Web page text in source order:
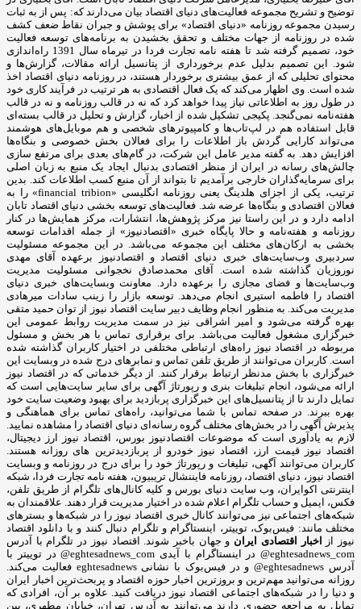
توضیح و تشریح مجموعه فعالیت‌های دنیای اقتصاد بیان می‌دارند که: پس از به ثبات
رسیدن مجموعه روزنامه «دنیای اقتصاد» برای پوشش و جبران نقاط ضعف کشف
شده در روزنامه از جهات مختلف و تحقق بخشیدن به برنامه‌های توسعه فعالیت
خود، تصمیم گرفته شد تا هفته نامه تجارت فردا در تیرماه سال 1391 راه‌اندازی
شود. این تصمیم بدلیل عدم برخورداری از پتانسیل ارائه مقالات، گزارش‌ها و
محتوای تحلیلی که از عمق بیشتری برخوردار هستند، در روزنامه دنیای اقتصاد اخذ
شده است. وی اظهار می‌کند که یک فعال اقتصادی به هر ترتیب در فرآیند کاری خود
در طول روز به اطلاعاتی نیاز پیدا خواهد کرد که نه در قالب روزنامه و نه در قالب
هفته‌نامه نمی‌گنجد. پکیجی تشکیل شده از اخبار، گزارش و تحلیل در قالب بسته‌ای
قابل استفاده هم در لپ‌تاب‌ها و کامپیوترهای شخصی و هم موبایل‌های هوشمند
می‌تواند کارایی گردش باز اطلاعات را برای فعالان بخش خصوصی و بنگاه‌ها
افزایش دهد. به گفته مدیر عامل این شرکت، در گام‌های بعدی برای مرتفع سازی
چالش‌های رسانه در ایران از منظر اقتصادی بدنبال ایجاد یک منبع به زبان اصلی
برای سرمایه‌گذاران خارجی برآمدیم تا بتواند از آن منبع کسب اطلاعات کند. بدین
ترتیب، یکی از اجزای هلدینگ یعنی روزنامه انگلیسی «financial tribion» را به
فعالان اقتصادی و بنگاه‌ها عرضه شد. فعالیت‌های توسعه بخشی دنیای اقتصاد تابان
ادامه دارد و در این راستا نیز مرکز پژوهش‌ها، انتشارات، مرکز همایش‌ها در کنار
روزنامه و هفته‌نامه و حالا پایگاه خبری «اقتصادنیوز» از جمله اقدامات توسعه
بخشی به ارکان‌های مختلف این مجموعه می‌باشد. در این مجموعه مسئولیت
سردبیری وب‌سایت‌های خبری دنیای اقتصاد و اقتصادنیوز برعهده آقای مهدی
نوروزیان گذاشته شده است. آقای محمدصادق نخجوانی مسئولیت مدیریت
وب‌سایت‌ها و فضای مجازی را برعهده دارد. معاونت وبسایت‌های خبری دنیای
اقتصاد را فاطمه استیری انجام می‌دهد. توسعه بازار را زینب سادات میرهادی
مدیریت می‌کند. به منظور انجام وظایف دبیر سایت اقتصاد نیوز از توان حمید متقی
بهره گرفته می‌شود و امیر اشراقی نیز در سمت مدیریت روابط عمومی این
خبرگزاری مشغول فعالیت می‌باشد. برای برقراری تماس با هر بخش و مسئول
مربوطه در اقتصاد نیوز راه‌های ارتباطی مختلفی در اختیار کاربران گذاشته شده
است. کاربران می‌توانند از طریق تلفن تماس و نمابرهای درج شده در وبسایت این
خبرگزاری با بخش مدنظر ارتباط برقرار کنند. از دیگر خدماتی که در اقتصاد نیوز
ارائه می‌شود، انجام تبلیغات بنری و رپورتاژ آگهی برای سایر سایت‌هایی است که
تمایل دارند تا از پتانسیل‌های این خبرگزاری پربازدید برای بهبود وضعیت سایت خود
بهره ببرند. در صفحه تماس با شما می‌توانید، راه‌های تماس برای هماهنگی و
پذیرش آگهی را در بخش‌های مختلف گروه رسانه‌ای دنیای اقتصاد را مشاهده نمایید.
لازم به یادآوری است که موضوعات اقتصادنیوز بورس، اقتصاد نیوز ارز دیجیتال،
اقتصاد نیوز قیمت ارز، اقتصاد نیوز خودرو از پربازدیدترین های روزانه هستند.
کاربران می‌توانند آگهی، تبلیغات و رپورتاژ خود را برای درج در روزنامه و وبسایت
اقتصاد نیوز، دنیای اقتصاد، روزنامه فایننشال تریبیون، هفته نامه تجارت فردا، شبکه
اینترنتی اکوایران، وب سایت دنیای بورس و کلیه کانال‌های تلگرام از طریق تلفن،
فکس، ایمیل و حساب تلگرام اعلام شده در اختیار مدیریت قرار دهند. علاقمندان به
شبکه‎‌های اجتماعی نیز می‌توانند کانال خبری اقتصاد نیوز را در شبکه‌ها و بسترهای
مختلف مانند: فیس‌بوک، توییتر، اینستاگرام و تلگرام دنبال کنند و با دانلود اقتصاد
نیوز از
اخبار اقتصادی ایران و جهان باخبر شوند. اقتصاد نیوز در تلگرام با آدرس
eghtesadnews_com@ در اینستاگرام با آیدی eghtesadnews_com@ در توییتر با
آدرس eghtesadnews@ و در فیس‌بوک با نشانی eghtesadnews فعالیت می‌کند.
روزانه می‌توانید مهم‌ترین و بروزترین اخبار حوزه اقتصاد و پربحث‌ترین اخبار ایران
و دنیا را در شبکه‌های اجتماعی اقتصاد نیوز دریافت کنید. علاوه بر آن، افرادی که
تمایل به مراجعه حضوری دارند می‌توانند به آدرس تهران، خیابان مطهری، بین